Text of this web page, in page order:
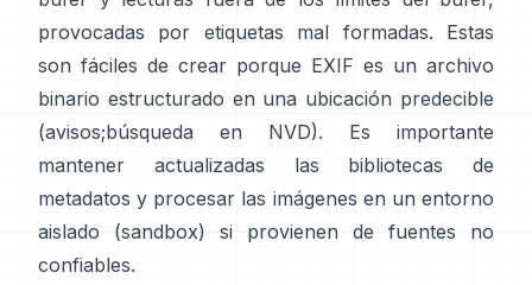
provocadas por etiquetas mal formadas. Estas
son fáciles de crear porque EXIF es un archivo
binario estructurado en una ubicación predecible
(avisos;búsqueda en NVD). Es importante
mantener actualizadas las bibliotecas de
metadatos y procesar las imágenes en un entorno
aislado (sandbox) si provienen de fuentes no
confiables.